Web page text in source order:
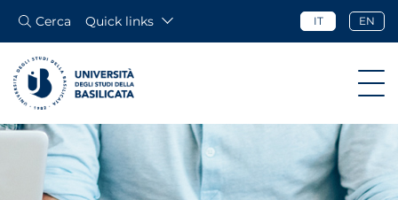
Cerca Quick links IT EN